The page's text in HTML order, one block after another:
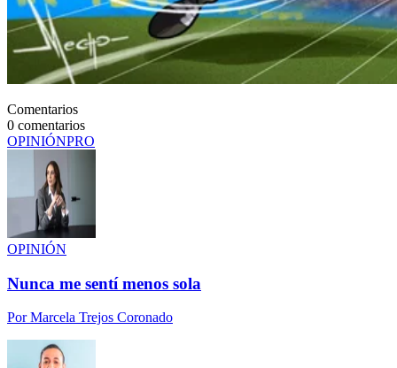
Comentarios
0 comentarios
OPINIÓNPRO
OPINIÓN
Nunca me sentí menos sola
PorMarcela Trejos Coronado